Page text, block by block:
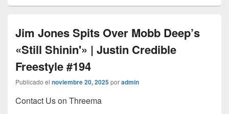
Jim Jones Spits Over Mobb Deep’s
«Still Shinin'» | Justin Credible
Freestyle #194
Publicado el noviembre 20, 2025poradmin
Contact Us on Threema